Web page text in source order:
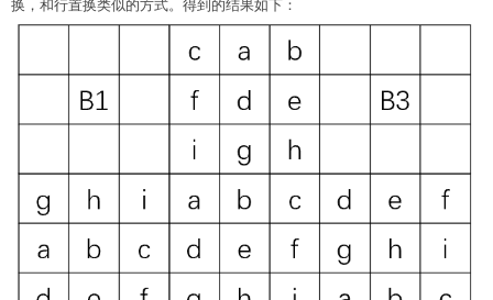
换，和行置换类似的方式。得到的结果如下：